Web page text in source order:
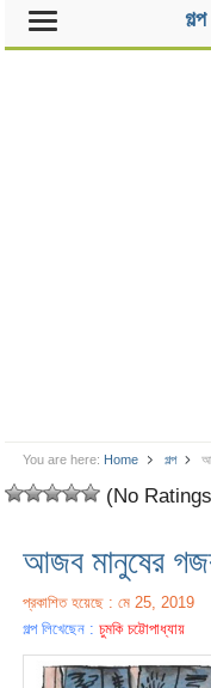
You are here: Home গল্প
(No
আজব মানুষের
প্রকাশিত হয়েছে : মে 25, 2019
গল্প লিখেছেন :চুমকি চট্টোপাধ্যায়